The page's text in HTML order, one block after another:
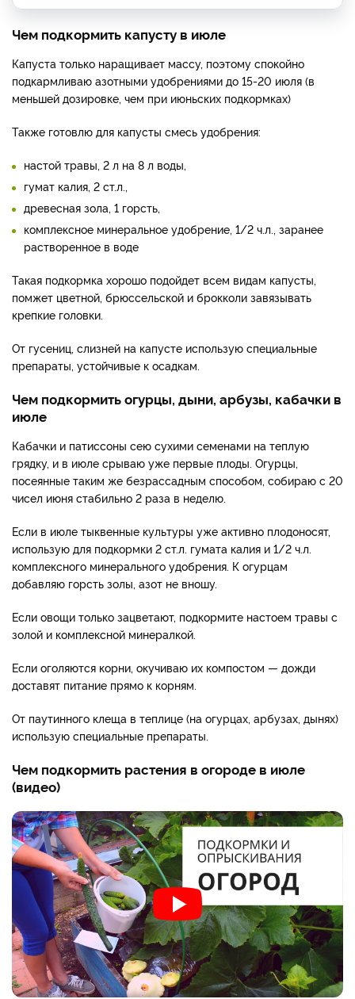
Чем подкормить капусту в июле
Капуста только наращивает массу, поэтому спокойно
подкармливаю азотными удобрениями до 15-20 июля (в
меньшей дозировке, чем при июньских подкормках)
Также готовлю для капусты смесь удобрения:
настой травы, 2 л на 8 л воды,
гумат калия, 2 ст.л.,
древесная зола, 1 горсть,
комплексное минеральное удобрение, 1/2 ч.л., заранее
растворенное в воде
Такая подкормка хорошо подойдет всем видам капусты,
помжет цветной, брюссельской и брокколи завязывать
крепкие головки.
От гусениц, слизней на капусте использую специальные
препараты, устойчивые к осадкам.
Чем подкормить огурцы, дыни, арбузы, кабачки в
июле
Кабачки и патиссоны сею сухими семенами на теплую
грядку, и в июле срываю уже первые плоды. Огурцы,
посеянные таким же безрассадным способом, собираю с 20
чисел июня стабильно 2 раза в неделю.
Если в июле тыквенные культуры уже активно плодоносят,
использую для подкормки 2 ст.л. гумата калия и 1/2 ч.л.
комплексного минерального удобрения. К огурцам
добавляю горсть золы, азот не вношу.
Если овощи только зацветают, подкормите настоем травы с
золой и комплексной минералкой.
Если оголяются корни, окучиваю их компостом — дожди
доставят питание прямо к корням.
От паутинного клеща в теплице (на огурцах, арбузах, дынях)
использую специальные препараты.
Чем подкормить растения в огороде в июле
(видео)